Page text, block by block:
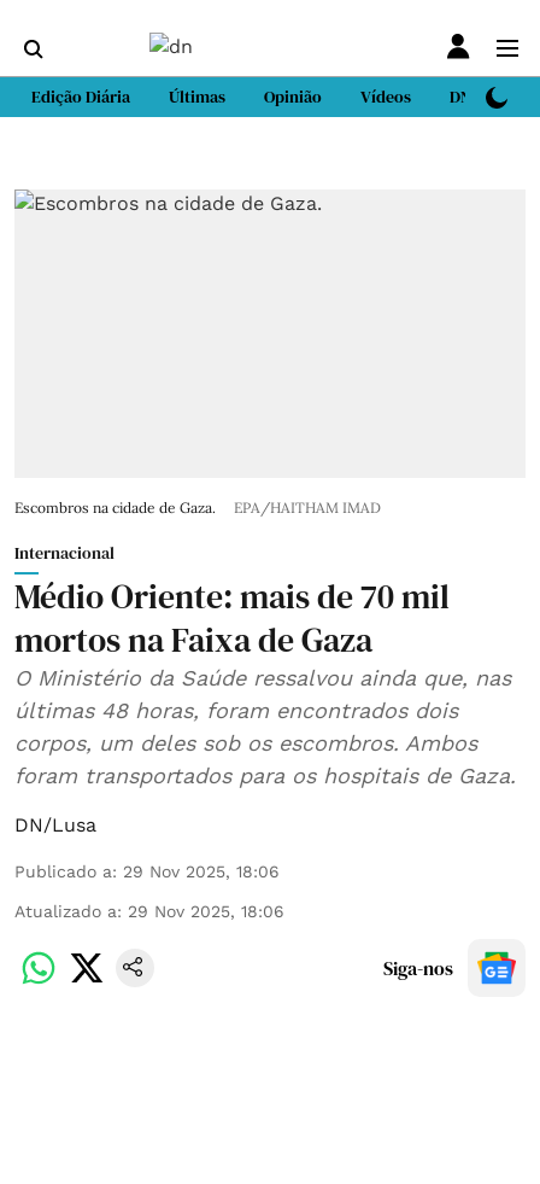
Edição Diária Últimas Opinião Vídeos DN Sport
Escombros na cidade de Gaza. EPA/HAITHAM IMAD
Internacional
Médio Oriente: mais de 70 mil
mortos na Faixa de Gaza
O Ministério da Saúde ressalvou ainda que, nas
últimas 48 horas, foram encontrados dois
corpos, um deles sob os escombros. Ambos
foram transportados para os hospitais de Gaza.
DN/Lusa
Publicado a: 29 Nov 2025, 18:06
Atualizado a: 29 Nov 2025, 18:06
Siga-nos